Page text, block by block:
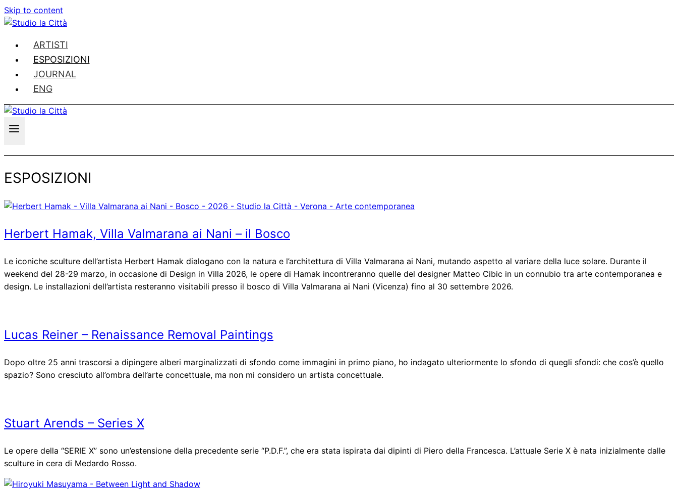
Skip to content
ARTISTI
ESPOSIZIONI
JOURNAL
ENG
ESPOSIZIONI
Herbert Hamak, Villa Valmarana ai Nani – il Bosco
Le iconiche sculture dell’artista Herbert Hamak dialogano con la natura e l’architettura di Villa Valmarana ai Nani, mutando aspetto al variare della luce solare. Durante il
weekend del 28-29 marzo, in occasione di Design in Villa 2026, le opere di Hamak incontreranno quelle del designer Matteo Cibic in un connubio tra arte contemporanea e
design. Le installazioni dell’artista resteranno visitabili presso il bosco di Villa Valmarana ai Nani (Vicenza) fino al 30 settembre 2026.
Lucas Reiner – Renaissance Removal Paintings
Dopo oltre 25 anni trascorsi a dipingere alberi marginalizzati di sfondo come immagini in primo piano, ho indagato ulteriormente lo sfondo di quegli sfondi: che cos’è quello
spazio? Sono cresciuto all’ombra dell’arte concettuale, ma non mi considero un artista concettuale.
Stuart Arends – Series X
Le opere della “SERIE X” sono un’estensione della precedente serie “P.D.F.”, che era stata ispirata dai dipinti di Piero della Francesca. L’attuale Serie X è nata inizialmente dalle
sculture in cera di Medardo Rosso.